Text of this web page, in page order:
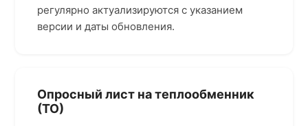
регулярно актуализируются с указанием
версии и даты обновления.
Опросный лист на теплообменник
(ТО)